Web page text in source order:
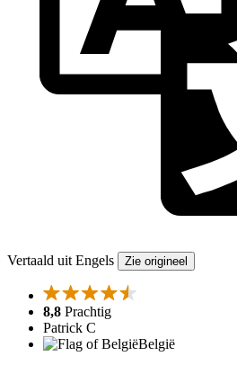
Vertaald uit Engels Zie origineel
8,8 Prachtig
Patrick C
België